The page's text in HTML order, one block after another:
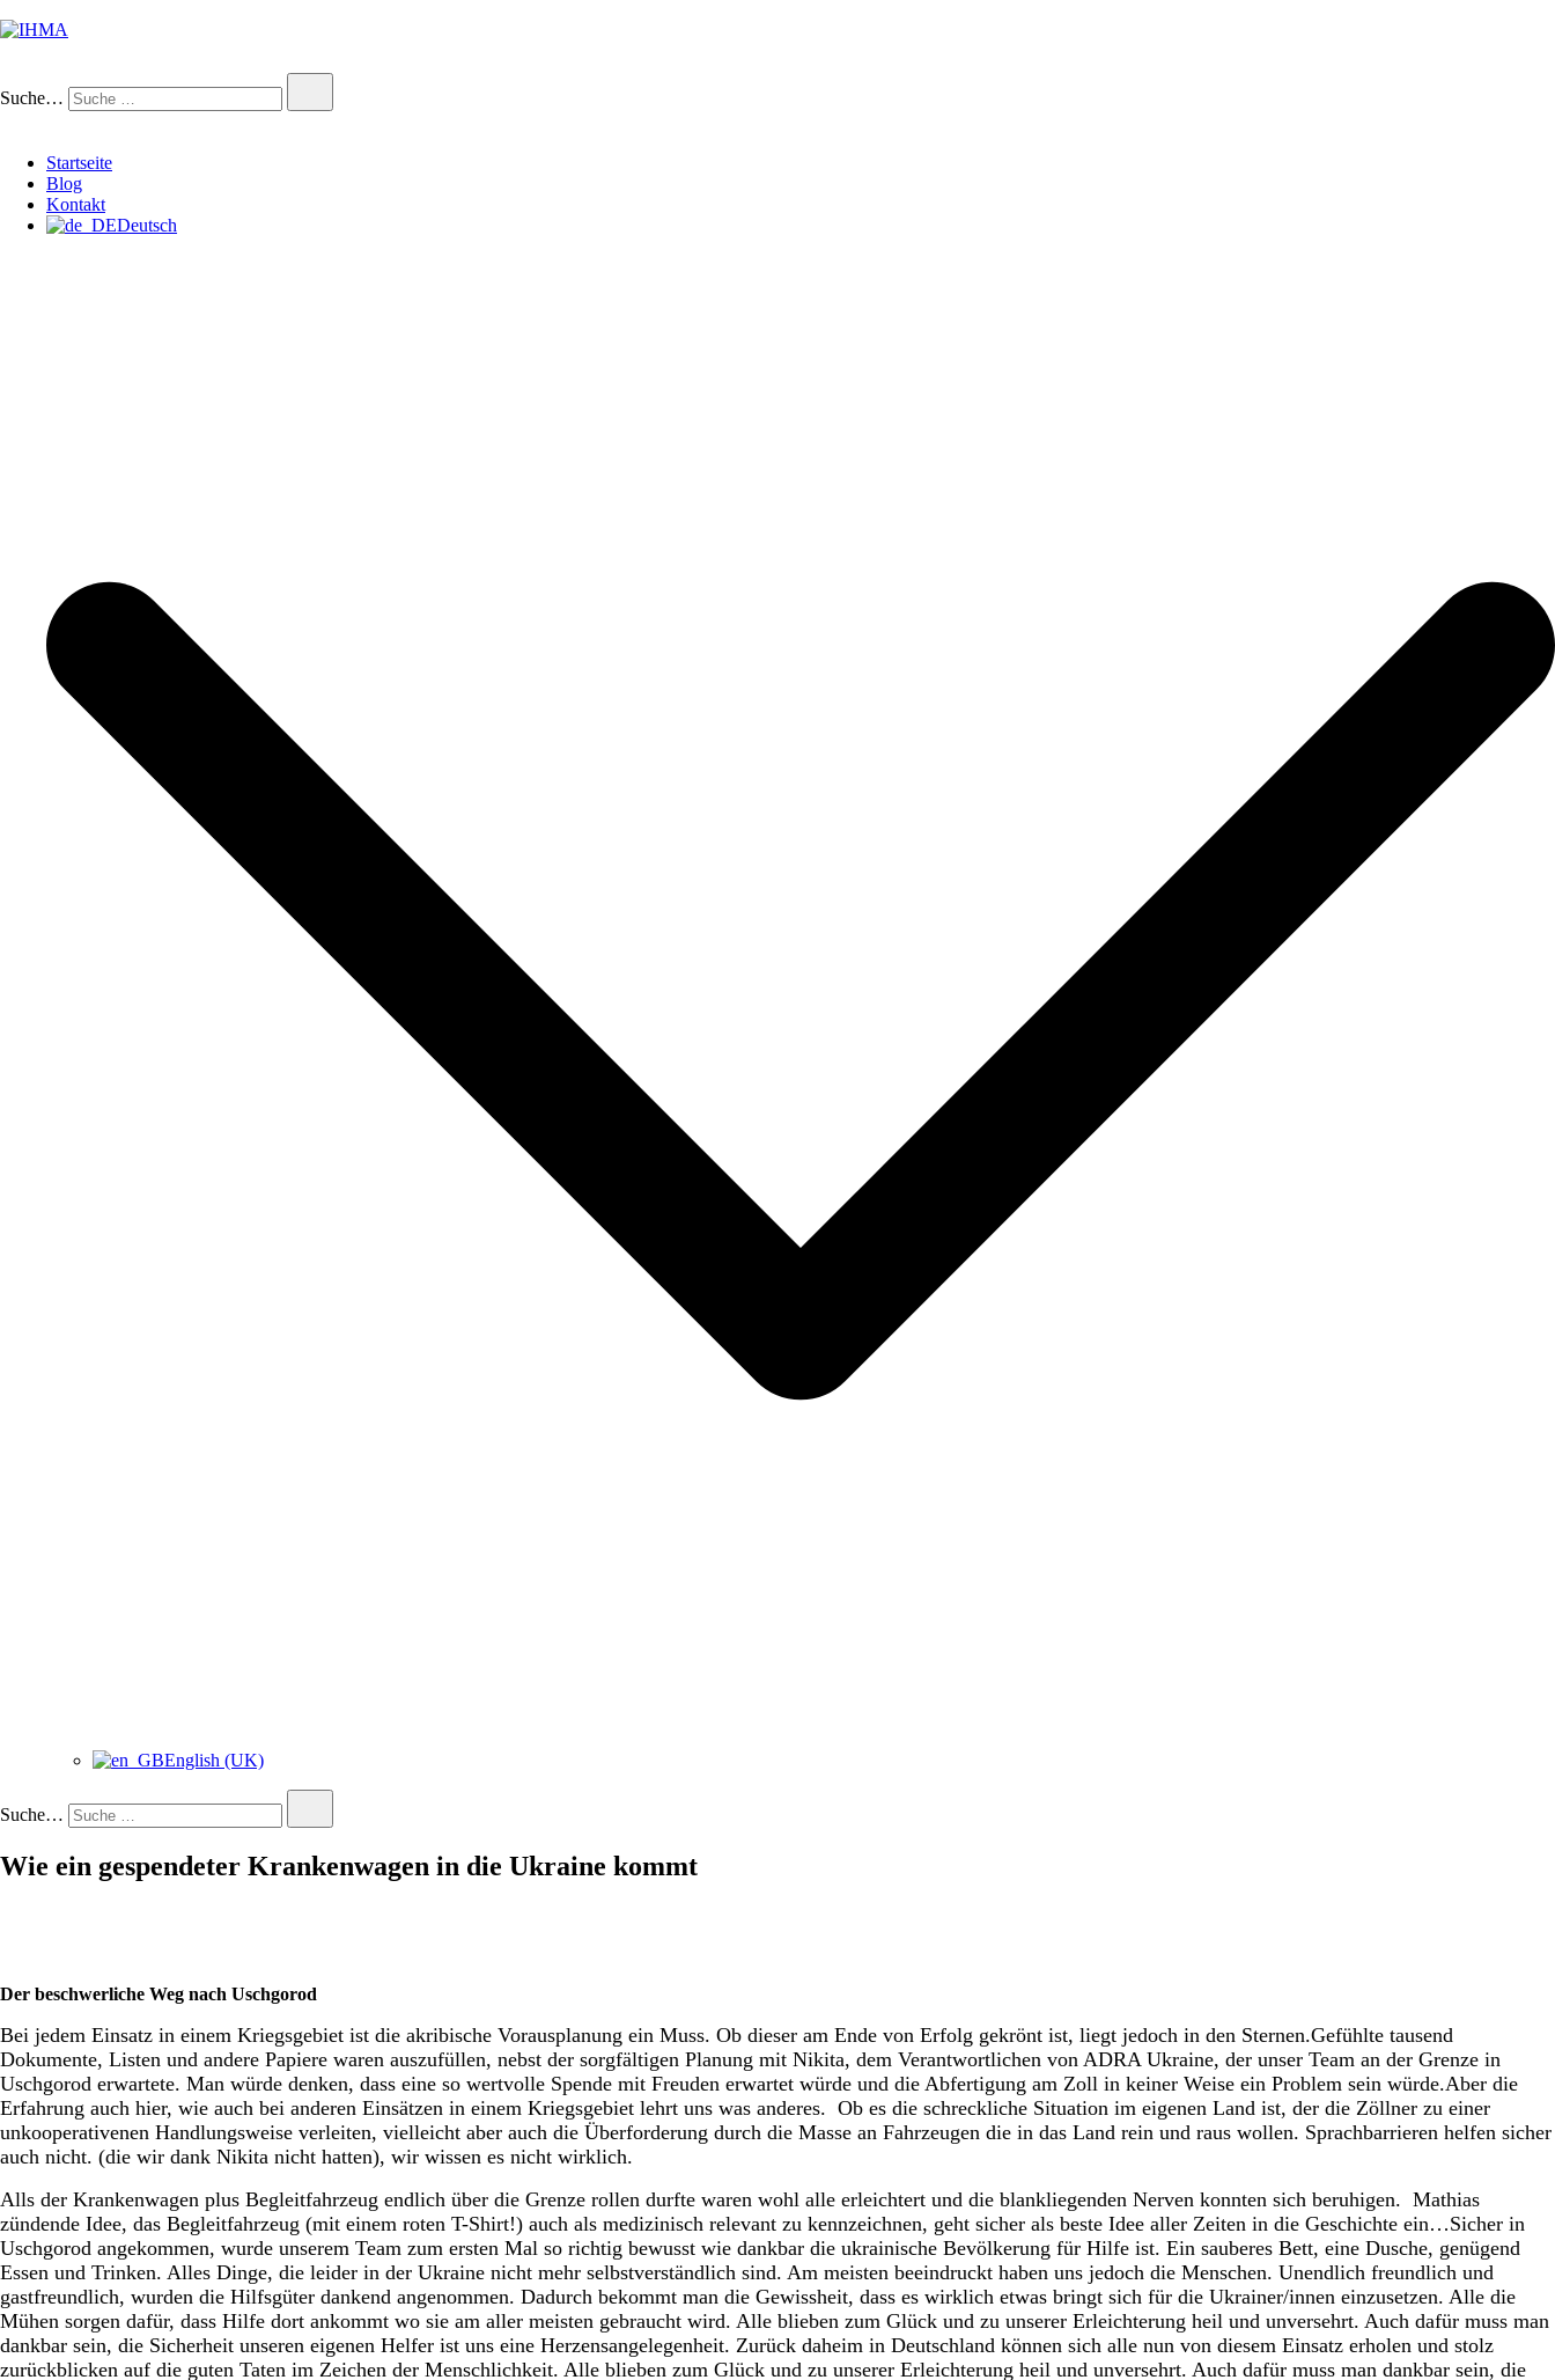
Suche…
Startseite
Blog
Kontakt
Deutsch
English (UK)
Suche…
Wie ein gespendeter Krankenwagen in die Ukraine kommt
Der beschwerliche Weg nach Uschgorod
Bei jedem Einsatz in einem Kriegsgebiet ist die akribische Vorausplanung ein Muss. Ob dieser am Ende von Erfolg gekrönt ist, liegt jedoch in den Sternen.Gefühlte tausend
Dokumente, Listen und andere Papiere waren auszufüllen, nebst der sorgfältigen Planung mit Nikita, dem Verantwortlichen von ADRA Ukraine, der unser Team an der Grenze in
Uschgorod erwartete. Man würde denken, dass eine so wertvolle Spende mit Freuden erwartet würde und die Abfertigung am Zoll in keiner Weise ein Problem sein würde.Aber die
Erfahrung auch hier, wie auch bei anderen Einsätzen in einem Kriegsgebiet lehrt uns was anderes. Ob es die schreckliche Situation im eigenen Land ist, der die Zöllner zu einer
unkooperativenen Handlungsweise verleiten, vielleicht aber auch die Überforderung durch die Masse an Fahrzeugen die in das Land rein und raus wollen. Sprachbarrieren helfen sicher
auch nicht. (die wir dank Nikita nicht hatten), wir wissen es nicht wirklich.
Alls der Krankenwagen plus Begleitfahrzeug endlich über die Grenze rollen durfte waren wohl alle erleichtert und die blankliegenden Nerven konnten sich beruhigen. Mathias
zündende Idee, das Begleitfahrzeug (mit einem roten T-Shirt!) auch als medizinisch relevant zu kennzeichnen, geht sicher als beste Idee aller Zeiten in die Geschichte ein…Sicher in
Uschgorod angekommen, wurde unserem Team zum ersten Mal so richtig bewusst wie dankbar die ukrainische Bevölkerung für Hilfe ist. Ein sauberes Bett, eine Dusche, genügend
Essen und Trinken. Alles Dinge, die leider in der Ukraine nicht mehr selbstverständlich sind. Am meisten beeindruckt haben uns jedoch die Menschen. Unendlich freundlich und
gastfreundlich, wurden die Hilfsgüter dankend angenommen. Dadurch bekommt man die Gewissheit, dass es wirklich etwas bringt sich für die Ukrainer/innen einzusetzen. Alle die
Mühen sorgen dafür, dass Hilfe dort ankommt wo sie am aller meisten gebraucht wird. Alle blieben zum Glück und zu unserer Erleichterung heil und unversehrt. Auch dafür muss man
dankbar sein, die Sicherheit unseren eigenen Helfer ist uns eine Herzensangelegenheit. Zurück daheim in Deutschland können sich alle nun von diesem Einsatz erholen und stolz
zurückblicken auf die guten Taten im Zeichen der Menschlichkeit. Alle blieben zum Glück und zu unserer Erleichterung heil und unversehrt. Auch dafür muss man dankbar sein, die